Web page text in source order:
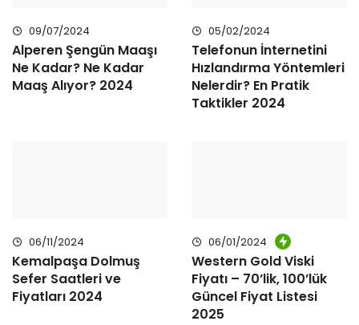
09/07/2024
Alperen Şengün Maaşı
Ne Kadar? Ne Kadar
Maaş Alıyor? 2024
05/02/2024
Telefonun İnternetini
Hızlandırma Yöntemleri
Nelerdir? En Pratik
Taktikler 2024
06/11/2024
Kemalpaşa Dolmuş
Sefer Saatleri ve
Fiyatları 2024
06/01/2024
Western Gold Viski
Fiyatı – 70’lik, 100’lük
Güncel Fiyat Listesi
2025